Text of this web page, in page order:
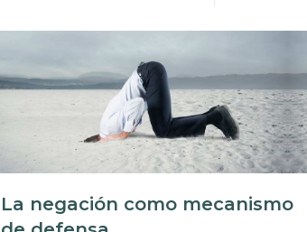
La negación como mecanismo